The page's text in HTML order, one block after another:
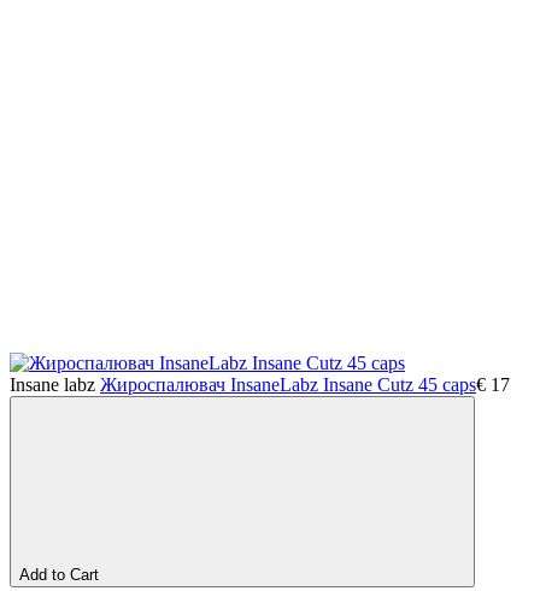
Insane labz Жироспалювач InsaneLabz Insane Cutz 45 caps€ 17
Add to Cart